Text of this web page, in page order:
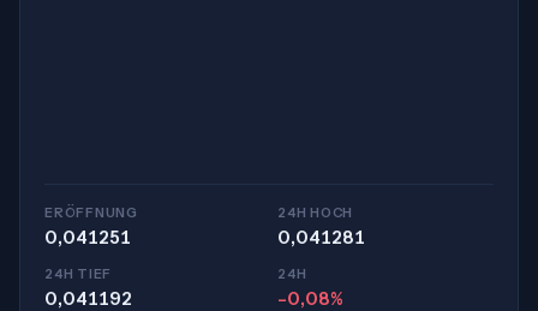
ERÖFFNUNG
0,041251
24H HOCH
0,041281
24H TIEF
0,041192
24H
-0,08%